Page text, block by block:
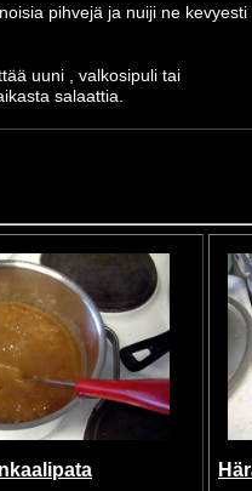
pihvejä ja nuiji ne kevyesti
uuni , valkosipuli tai
salaattia.